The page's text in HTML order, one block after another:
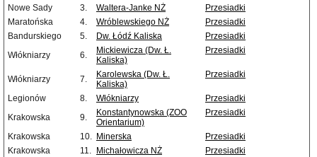
Nowe Sady
3. Waltera-Janke NŻ
Przesiadki
Maratońska
4. Wróblewskiego NŻ
Przesiadki
Bandurskiego
5. Dw. Łódź Kaliska
Przesiadki
Włókniarzy
6.
Mickiewicza (Dw. Ł.
Kaliska)
Przesiadki
Włókniarzy 7.
Karolewska (Dw. Ł.
Kaliska)
Przesiadki
Legionów 8. Włókniarzy
Przesiadki
Krakowska
9.
Konstantynowska (ZOO
Orientarium)
Przesiadki
Krakowska 10. Minerska
Przesiadki
Krakowska
11. Michałowicza NŻ
Przesiadki